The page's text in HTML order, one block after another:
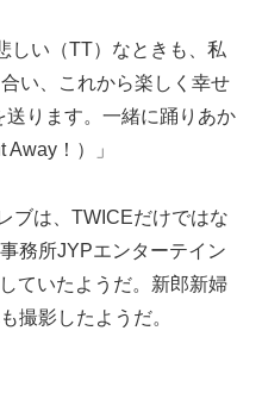
しい（TT）なときも、私
い、これから楽しく幸せ
送ります。一緒に踊りあか
Away！）」
ブは、TWICEだけではな
務所JYPエンターテイン
ていたようだ。新郎新婦
撮影したようだ。